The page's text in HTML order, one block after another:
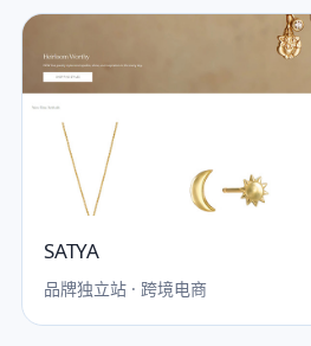
SATYA
品牌独立站 · 跨境电商